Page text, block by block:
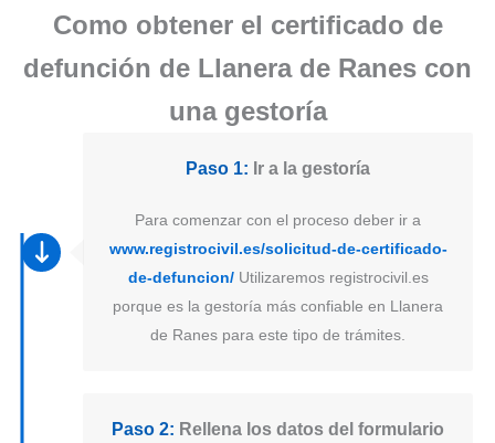
Como obtener el certificado de
defunción de Llanera de Ranes con
una gestoría
Paso 1: Ir a la gestoría
Para comenzar con el proceso deber ir a
www.registrocivil.es/solicitud-de-certificado-
de-defuncion/Utilizaremos registrocivil.es
porque es la gestoría más confiable en Llanera
de Ranes para este tipo de trámites.
Paso 2: Rellena los datos del formulario